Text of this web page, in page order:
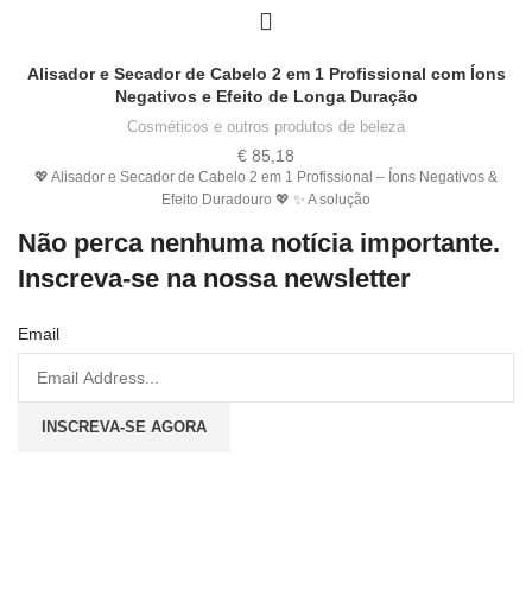
Alisador e Secador de Cabelo 2 em 1 Profissional com Íons
Negativos e Efeito de Longa Duração
Cosméticos e outros produtos de beleza
€ 85,18
💖 Alisador e Secador de Cabelo 2 em 1 Profissional – Íons Negativos &
Efeito Duradouro 💖 ✨ A solução
Não perca nenhuma notícia importante.
Inscreva-se na nossa newsletter
Email
INSCREVA-SE AGORA